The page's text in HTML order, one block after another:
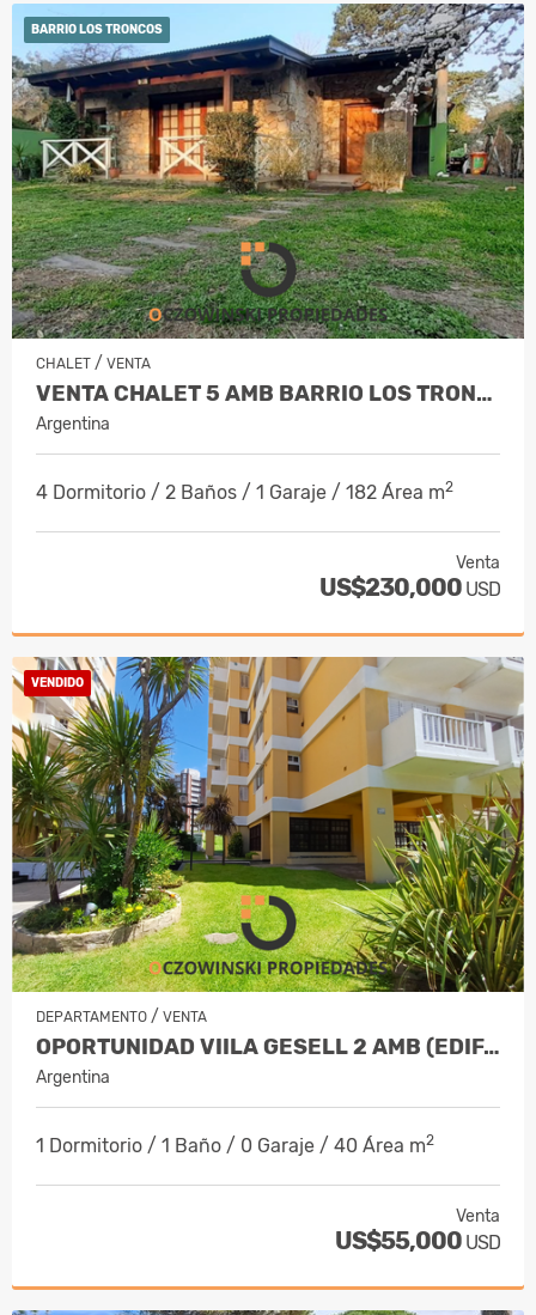
BARRIO LOS TRONCOS
CHALET / VENTA
VENTA CHALET 5 AMB BARRIO LOS TRONCOS
Argentina
4 Dormitorio / 2 Baños / 1 Garaje / 182 Área m2
Venta
US$230,000 USD
VENDIDO
DEPARTAMENTO / VENTA
OPORTUNIDAD VIILA GESELL 2 AMB (EDIF. OKAY)
Argentina
1 Dormitorio / 1 Baño / 0 Garaje / 40 Área m2
Venta
US$55,000 USD